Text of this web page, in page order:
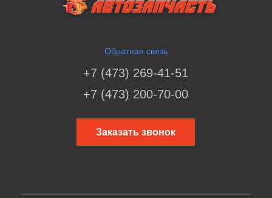
Обратная связь
+7 (473) 269-41-51
+7 (473) 200-70-00
Заказать звонок